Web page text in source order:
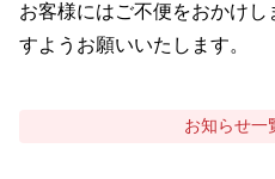
お客様にはご不便をおかけ
すようお願いいたします。
お知らせ一